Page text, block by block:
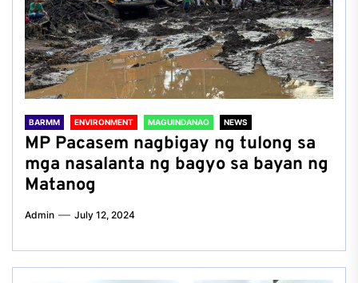
BARMM ENVIRONMENT MAGUINDANAO NEWS
MP Pacasem nagbigay ng tulong sa
mga nasalanta ng bagyo sa bayan ng
Matanog
Admin July 12, 2024